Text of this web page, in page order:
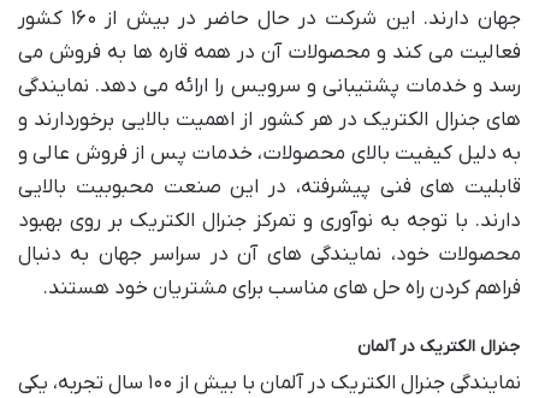
جهان دارند. این شرکت در حال حاضر در بیش از ۱۶۰ کشور
فعالیت می کند و محصولات آن در همه قاره ها به فروش می
رسد و خدمات پشتیبانی و سرویس را ارائه می دهد. نمایندگی
های جنرال الکتریک در هر کشور از اهمیت بالایی برخوردارند و
به دلیل کیفیت بالای محصولات، خدمات پس از فروش عالی و
قابلیت های فنی پیشرفته، در این صنعت محبوبیت بالایی
دارند. با توجه به نوآوری و تمرکز جنرال الکتریک بر روی بهبود
محصولات خود، نمایندگی های آن در سراسر جهان به دنبال
فراهم کردن راه حل های مناسب برای مشتریان خود هستند.
جنرال الکتریک در آلمان
نمایندگی جنرال الکتریک در آلمان با بیش از ۱۰۰ سال تجربه، یکی